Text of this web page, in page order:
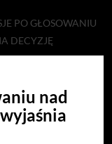
PO GŁOSOWANIU
DECYZJĘ
nad